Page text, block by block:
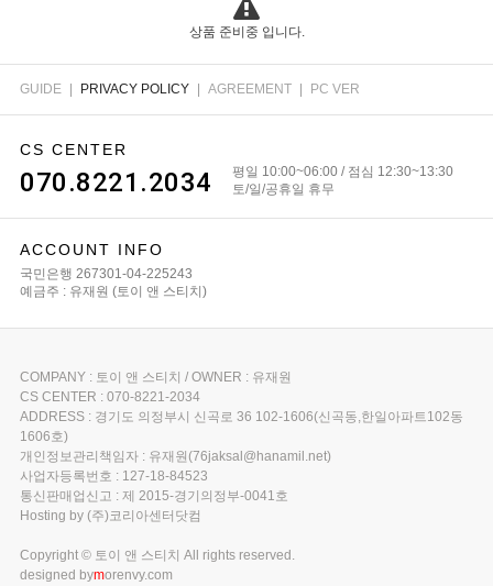
상품 준비중 입니다.
GUIDE PRIVACY POLICY AGREEMENT PC VER
CS CENTER
070.8221.2034
평일 10:00~06:00 / 점심 12:30~13:30
토/일/공휴일 휴무
ACCOUNT INFO
국민은행 267301-04-225243
예금주 : 유재원 (토이 앤 스티치)
COMPANY : 토이 앤 스티치 / OWNER : 유재원
CS CENTER : 070-8221-2034
ADDRESS : 경기도 의정부시 신곡로 36 102-1606(신곡동,한일아파트102동
1606호)
개인정보관리책임자 : 유재원(76jaksal@hanamil.net)
사업자등록번호 : 127-18-84523
통신판매업신고 : 제 2015-경기의정부-0041호
Hosting by (주)코리아센터닷컴
Copyright © 토이 앤 스티치 All rights reserved.
designed bymorenvy.com